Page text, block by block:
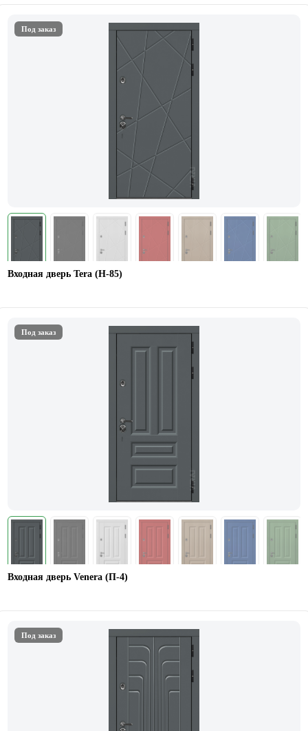
Под заказ
Входная дверь Tera (Н-85)
Под заказ
Входная дверь Venera (П-4)
Под заказ